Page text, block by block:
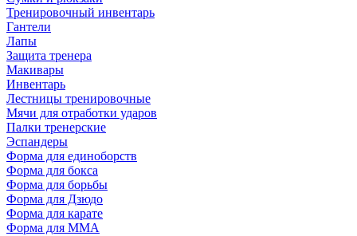
Тренировочный инвентарь
Гантели
Лапы
Защита тренера
Макивары
Инвентарь
Лестницы тренировочные
Мячи для отработки ударов
Палки тренерские
Эспандеры
Форма для единоборств
Форма для бокса
Форма для борьбы
Форма для Дзюдо
Форма для карате
Форма для MMA